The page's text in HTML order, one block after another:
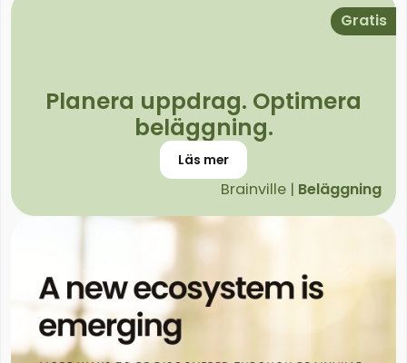
Gratis
Planera uppdrag. Optimera
beläggning.
Läs mer
Brainville | Beläggning